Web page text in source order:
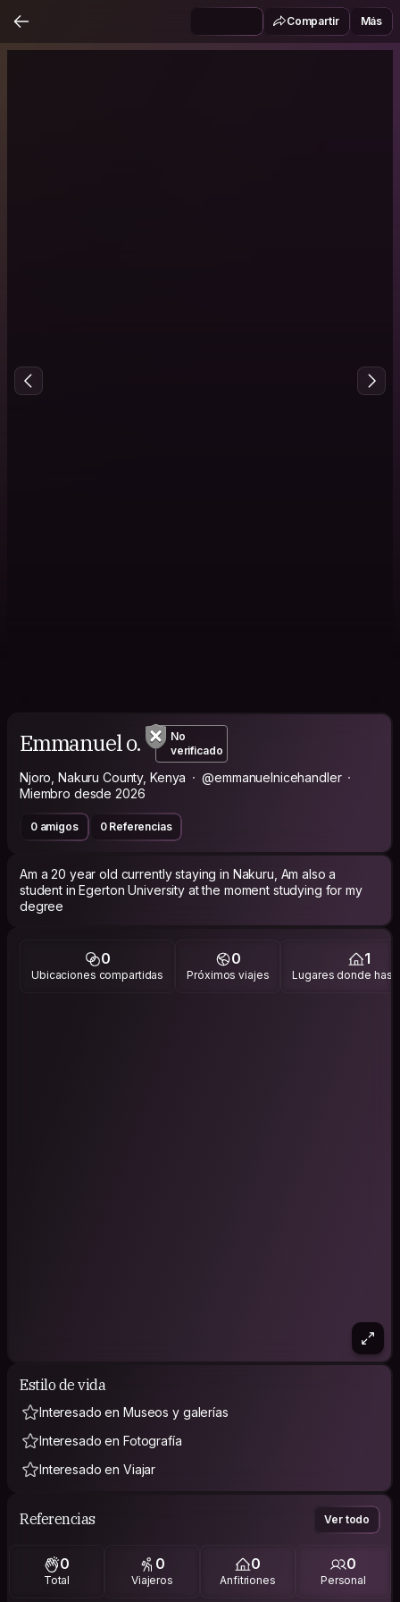
Compartir Más
Emmanuel o.
No
verificado
Njoro, Nakuru County, Kenya
@emmanuelnicehandler
Miembro desde 2026
0 amigos 0 Referencias
Am a 20 year old currently staying in Nakuru, Am also a
student in Egerton University at the moment studying for my
degree
0
Ubicaciones compartidas
0
Próximos viajes
1
Lugares donde has
Estilo de vida
Interesado en Museos y galerías
Interesado en Fotografía
Interesado en Viajar
Referencias Ver todo
0
Total
0
Viajeros
0
Anfitriones
0
Personal